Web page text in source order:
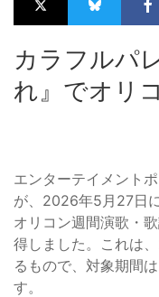
カラフルパ
れ』でオリ
エンターテイメント
が、2026年5月27日
オリコン週間演歌・
得しました。これは
るもので、対象期間
す。